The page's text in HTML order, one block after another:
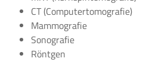
CT (Computertomografie)
Mammografie
Sonografie
Röntgen